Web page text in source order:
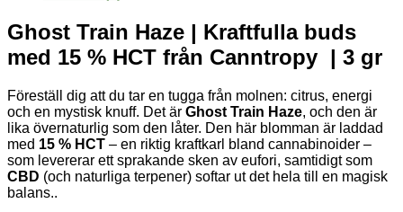
Ghost Train Haze | Kraftfulla buds
med 15 % HCT från Canntropy | 3 gr
Föreställ dig att du tar en tugga från molnen: citrus, energi
och en mystisk knuff. Det är Ghost Train Haze, och den är
lika övernaturlig som den låter. Den här blomman är laddad
med 15 % HCT – en riktig kraftkarl bland cannabinoider –
som levererar ett sprakande sken av eufori, samtidigt som
CBD (och naturliga terpener) softar ut det hela till en magisk
balans..